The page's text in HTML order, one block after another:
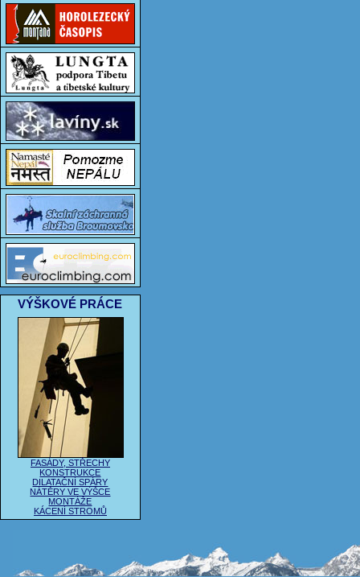
VÝŠKOVÉ PRÁCE
FASÁDY, STŘECHY
KONSTRUKCE
DILATAČNÍ SPÁRY
NÁTĚRY VE VÝŠCE
MONTÁŽE
KÁCENÍ STROMŮ